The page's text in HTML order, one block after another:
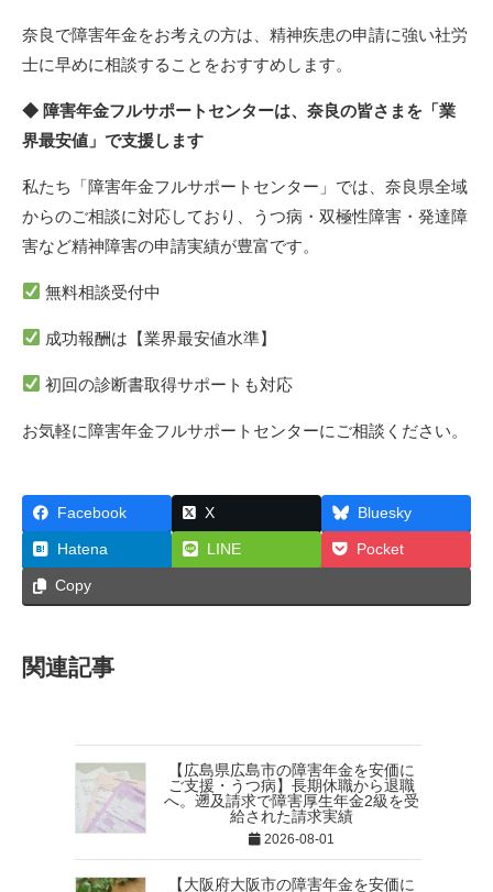
奈良で障害年金をお考えの方は、精神疾患の申請に強い社労
士に早めに相談することをおすすめします。
◆ 障害年金フルサポートセンターは、奈良の皆さまを「業
界最安値」で支援します
私たち「障害年金フルサポートセンター」では、奈良県全域
からのご相談に対応しており、うつ病・双極性障害・発達障
害など精神障害の申請実績が豊富です。
無料相談受付中
成功報酬は【業界最安値水準】
初回の診断書取得サポートも対応
お気軽に障害年金フルサポートセンターにご相談ください。
Facebook X Bluesky
Hatena LINE Pocket
Copy
関連記事
【広島県広島市の障害年金を安価に
ご支援・うつ病】長期休職から退職
へ。遡及請求で障害厚生年金2級を受
給された請求実績
2026-08-01
【大阪府大阪市の障害年金を安価に